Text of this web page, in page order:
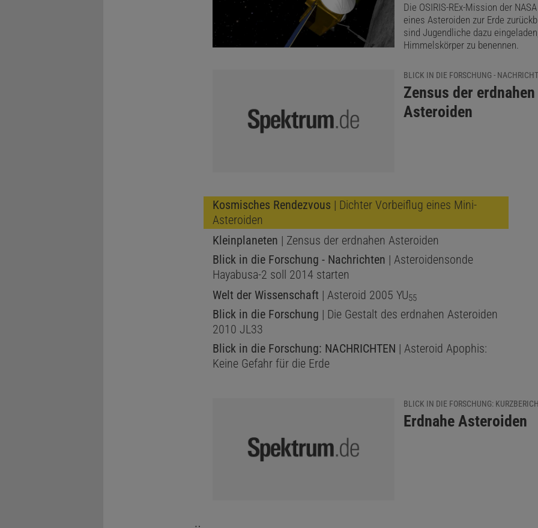
Die OSIRIS-REx-Mission der
eines Asteroiden zur Erde
sind Jugendliche dazu
Himmelskörper zu benennen.
BLICK IN DIE FORSCHUNG -
:
Zensus der erdnahen
Asteroiden
Kosmisches Rendezvous | Dichter Vorbeiflug eines Mini-
Asteroiden
Kleinplaneten | Zensus der erdnahen Asteroiden
Blick in die Forschung - Nachrichten | Asteroidensonde
Hayabusa-2 soll 2014 starten
Welt der Wissenschaft | Asteroid 2005 YU55
Blick in die Forschung | Die Gestalt des erdnahen Asteroiden
2010 JL33
Blick in die Forschung: NACHRICHTEN | Asteroid Apophis:
Keine Gefahr für die Erde
BLICK IN DIE FORSCHUNG:
:
Erdnahe Asteroiden